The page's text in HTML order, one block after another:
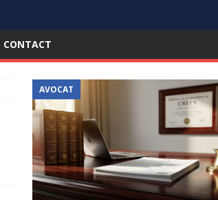
CONTACT
AVOCAT